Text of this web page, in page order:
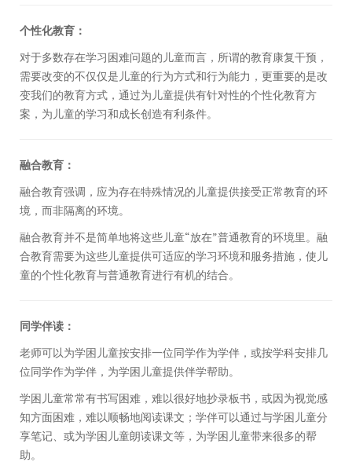
个性化教育：
对于多数存在学习困难问题的儿童而言，所谓的教育康复干预，
需要改变的不仅仅是儿童的行为方式和行为能力，更重要的是改
变我们的教育方式，通过为儿童提供有针对性的个性化教育方
案，为儿童的学习和成长创造有利条件。
融合教育：
融合教育强调，应为存在特殊情况的儿童提供接受正常教育的环
境，而非隔离的环境。
融合教育并不是简单地将这些儿童“放在”普通教育的环境里。融
合教育需要为这些儿童提供可适应的学习环境和服务措施，使儿
童的个性化教育与普通教育进行有机的结合。
同学伴读：
老师可以为学困儿童按安排一位同学作为学伴，或按学科安排几
位同学作为学伴，为学困儿童提供伴学帮助。
学困儿童常常有书写困难，难以很好地抄录板书，或因为视觉感
知方面困难，难以顺畅地阅读课文；学伴可以通过与学困儿童分
享笔记、或为学困儿童朗读课文等，为学困儿童带来很多的帮
助。